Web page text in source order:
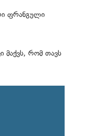
ფრანგული
მაქვს, რომ თავს